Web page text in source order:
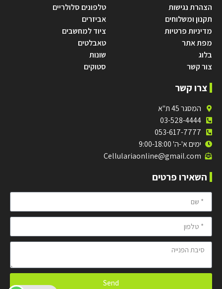
הצהרת נגישות
תקנון ומשלוחים
מדיניות פרטיות
מפת אתר
בלוג
צור קשר
טלפונים סלולריים
אביזרים
ציוד למחשבים
טאבלטים
שונות
סטוקים
צרו קשר
המסגר 45 ת"א
03-528-4444
053-617-7777
ימים א'-ה' 9:00-18:00
Cellulariaonline@gmail.com
השאירו פרטים
Send